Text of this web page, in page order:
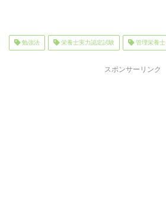
勉強法 栄養士実力認定試験 管理栄養士
スポンサーリンク